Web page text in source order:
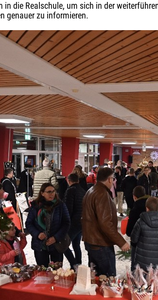
in die Realschule, um sich in der
genauer zu informieren.